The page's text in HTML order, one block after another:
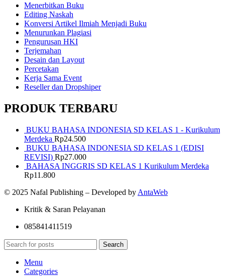
Menerbitkan Buku
Editing Naskah
Konversi Artikel Ilmiah Menjadi Buku
Menurunkan Plagiasi
Pengurusan HKI
Terjemahan
Desain dan Layout
Percetakan
Kerja Sama Event
Reseller dan Dropshiper
PRODUK TERBARU
BUKU BAHASA INDONESIA SD KELAS 1 - Kurikulum
Merdeka Rp24.500
BUKU BAHASA INDONESIA SD KELAS 1 (EDISI
REVISI) Rp27.000
BAHASA INGGRIS SD KELAS 1 Kurikulum Merdeka
Rp11.800
© 2025 Nafal Publishing – Developed by AntaWeb
Kritik & Saran Pelayanan
085841411519
Search
Menu
Categories